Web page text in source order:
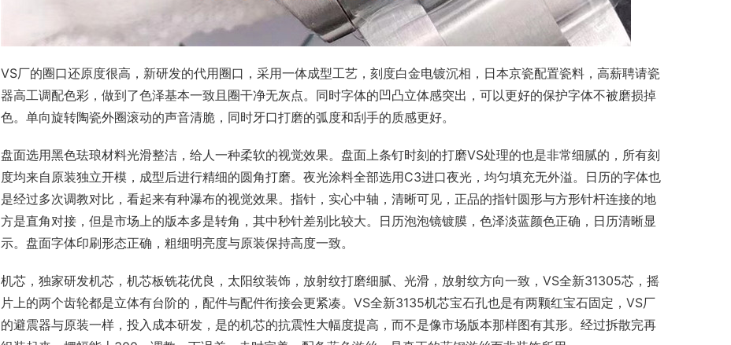
VS厂的圈口还原度很高，新研发的代用圈口，采用一体成型工艺，刻度白金电镀沉相，日本京瓷配置瓷料，高薪聘请瓷
器高工调配色彩，做到了色泽基本一致且圈干净无灰点。同时字体的凹凸立体感突出，可以更好的保护字体不被磨损掉
色。单向旋转陶瓷外圈滚动的声音清脆，同时牙口打磨的弧度和刮手的质感更好。
盘面选用黑色珐琅材料光滑整洁，给人一种柔软的视觉效果。盘面上条钉时刻的打磨VS处理的也是非常细腻的，所有刻
度均来自原装独立开模，成型后进行精细的圆角打磨。夜光涂料全部选用C3进口夜光，均匀填充无外溢。日历的字体也
是经过多次调教对比，看起来有种瀑布的视觉效果。指针，实心中轴，清晰可见，正品的指针圆形与方形针杆连接的地
方是直角对接，但是市场上的版本多是转角，其中秒针差别比较大。日历泡泡镜镀膜，色泽淡蓝颜色正确，日历清晰显
示。盘面字体印刷形态正确，粗细明亮度与原装保持高度一致。
机芯，独家研发机芯，机芯板铣花优良，太阳纹装饰，放射纹打磨细腻、光滑，放射纹方向一致，VS全新31305芯，摇
片上的两个齿轮都是立体有台阶的，配件与配件衔接会更紧凑。VS全新3135机芯宝石孔也是有两颗红宝石固定，VS厂
的避震器与原装一样，投入成本研发，是的机芯的抗震性大幅度提高，而不是像市场版本那样图有其形。经过拆散完再